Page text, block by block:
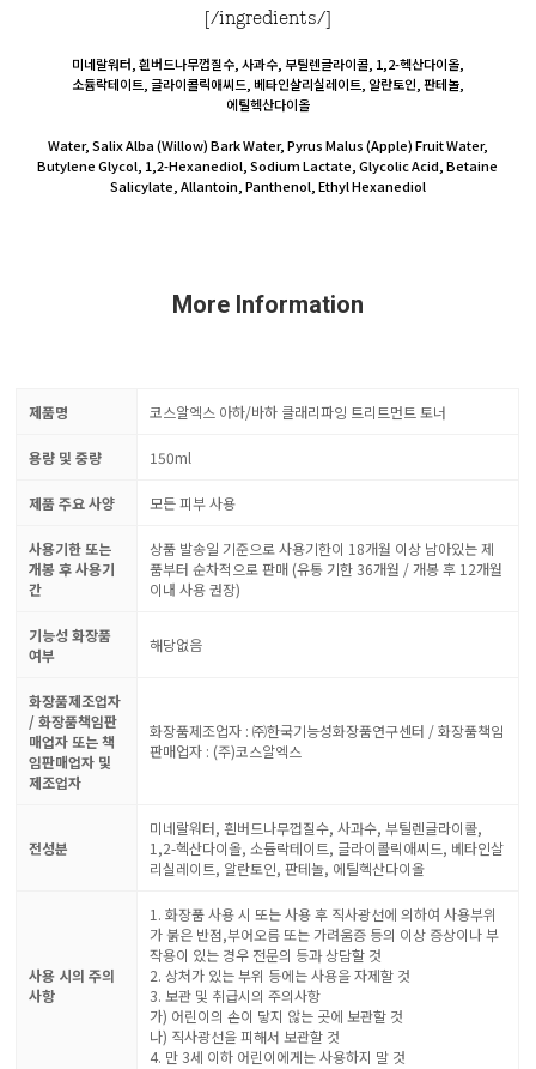
[/ingredients/]
미네랄워터, 흰버드나무껍질수, 사과수, 부틸렌글라이콜, 1,2-헥산다이올,
소듐락테이트, 글라이콜릭애씨드, 베타인살리실레이트, 알란토인, 판테놀,
에틸헥산다이올
Water, Salix Alba (Willow) Bark Water, Pyrus Malus (Apple) Fruit Water,
Butylene Glycol, 1,2-Hexanediol, Sodium Lactate, Glycolic Acid, Betaine
Salicylate, Allantoin, Panthenol, Ethyl Hexanediol
More Information
제품명 코스알엑스 아하/바하 클래리파잉 트리트먼트 토너
용량 및 중량 150ml
제품 주요 사양 모든 피부 사용
사용기한 또는
개봉 후 사용기
간
상품 발송일 기준으로 사용기한이 18개월 이상 남아있는 제
품부터 순차적으로 판매 (유통 기한 36개월 / 개봉 후 12개월
이내 사용 권장)
기능성 화장품
여부
해당없음
화장품제조업자
/ 화장품책임판
매업자 또는 책
임판매업자 및
제조업자
화장품제조업자 : ㈜한국기능성화장품연구센터 / 화장품책임
판매업자 : (주)코스알엑스
전성분
미네랄워터, 흰버드나무껍질수, 사과수, 부틸렌글라이콜,
1,2-헥산다이올, 소듐락테이트, 글라이콜릭애씨드, 베타인살
리실레이트, 알란토인, 판테놀, 에틸헥산다이올
사용 시의 주의
사항
1. 화장품 사용 시 또는 사용 후 직사광선에 의하여 사용부위
가 붉은 반점,부어오름 또는 가려움증 등의 이상 증상이나 부
작용이 있는 경우 전문의 등과 상담할 것
2. 상처가 있는 부위 등에는 사용을 자제할 것
3. 보관 및 취급시의 주의사항
가) 어린이의 손이 닿지 않는 곳에 보관할 것
나) 직사광선을 피해서 보관할 것
4. 만 3세 이하 어린이에게는 사용하지 말 것